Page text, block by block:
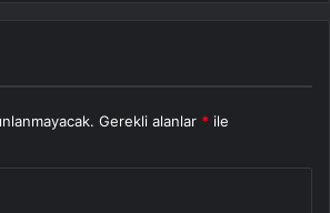
Gerekli alanlar * ile